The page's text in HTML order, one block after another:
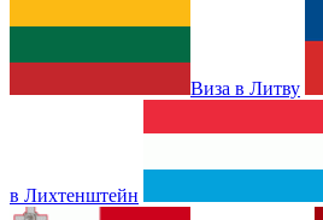
Виза в Литву
в Лихтенштейн